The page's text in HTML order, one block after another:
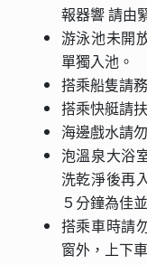
報器響 請由
游泳池未開
單獨入池。
搭乘船隻請
搭乘快艇請
海邊戲水請
泡溫泉大浴
洗乾淨後再
５分鐘為佳
搭乘車時請
窗外，上下